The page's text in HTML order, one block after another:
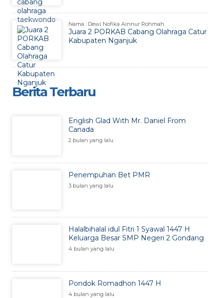
Nama : Dewi Nofika Ainnur Rohmah
Juara 2 PORKAB Cabang Olahraga Catur
Kabupaten Nganjuk
Berita Terbaru
English Glad With Mr. Daniel From
Canada
2 bulan yang lalu
Penempuhan Bet PMR
3 bulan yang lalu
Halalbihalal idul Fitri 1 Syawal 1447 H
Keluarga Besar SMP Negeri 2 Gondang
4 bulan yang lalu
Pondok Romadhon 1447 H
4 bulan yang lalu